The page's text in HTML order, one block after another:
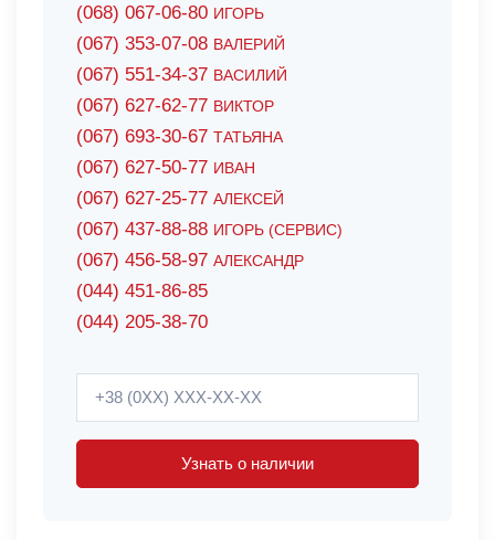
(068) 067-06-80 ИГОРЬ
(067) 353-07-08 ВАЛЕРИЙ
(067) 551-34-37 ВАСИЛИЙ
(067) 627-62-77 ВИКТОР
(067) 693-30-67 ТАТЬЯНА
(067) 627-50-77 ИВАН
(067) 627-25-77 АЛЕКСЕЙ
(067) 437-88-88 ИГОРЬ (СЕРВИС)
(067) 456-58-97 АЛЕКСАНДР
(044) 451-86-85
(044) 205-38-70
Узнать о наличии